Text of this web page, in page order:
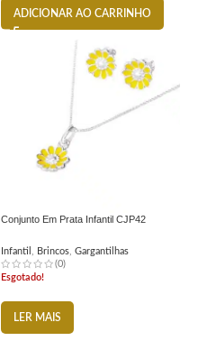
ADICIONAR AO CARRINHO
Conjunto Em Prata Infantil CJP42
Infantil Brincos, Gargantilhas
(0)
Esgotado!
LER MAIS